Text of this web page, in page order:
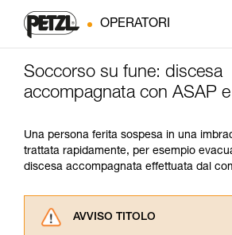
OPERATORI
Soccorso su fune: discesa
accompagnata con ASAP
Una persona ferita sospesa in una
trattata rapidamente, per esempio
discesa accompagnata effettuata dal
AVVISO TITOLO